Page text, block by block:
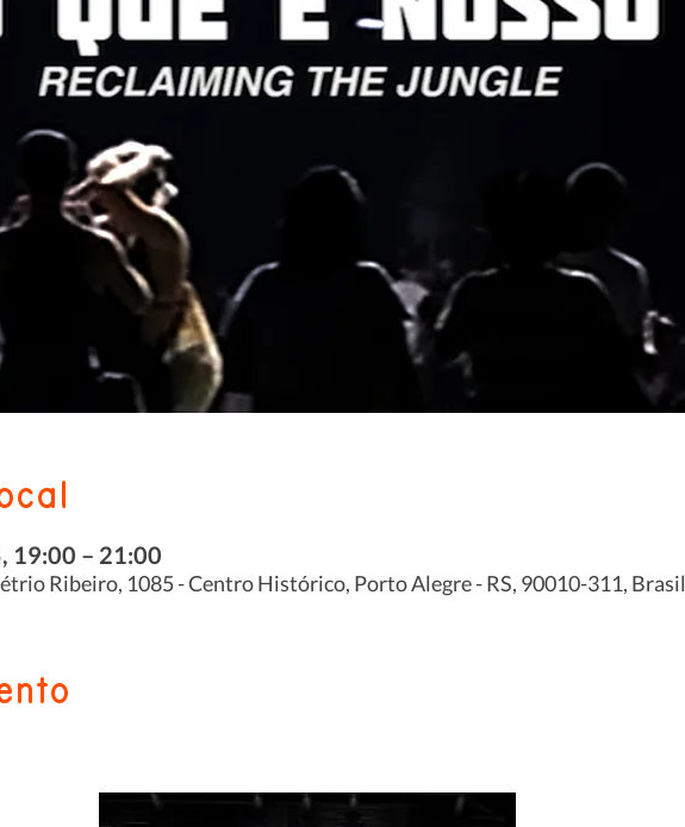
19:00 – 21:00
Ribeiro, 1085 - Centro Histórico, Porto Alegre - RS, 90010-311, Brasil